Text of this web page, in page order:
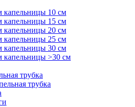
капельницы 10 см
капельницы 15 см
капельницы 20 см
капельницы 25 см
капельницы 30 см
капельницы >30 см
трубка
трубка